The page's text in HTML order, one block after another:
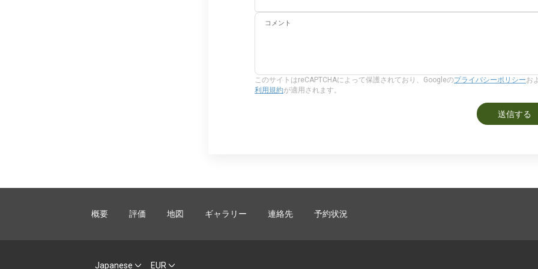
コメント
このサイトはreCAPTCHAによって保護されており、Googleのプライバシーポリシーお
利用規約が適用されます。
送信する
概要 評価 地図 ギャラリー 連絡先 予約状況
Japanese EUR